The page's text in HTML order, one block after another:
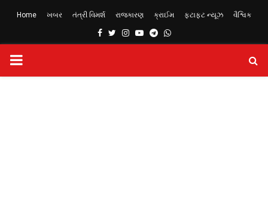
Home ખબર તંત્રી વિમર્શ રાજકારણ ક્રાઈમ ફટાફટ ન્યૂઝ વૈશ્વિક
Facebook
TwitterInstagram
YoutubeTelegram
Whatsapp
PRIMARY